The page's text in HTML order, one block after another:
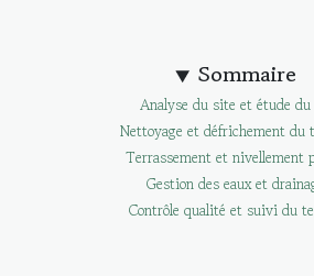
Sommaire
Analyse du site et étude du
Nettoyage et défrichement du
Terrassement et nivellement
Gestion des eaux et
Contrôle qualité et suivi du